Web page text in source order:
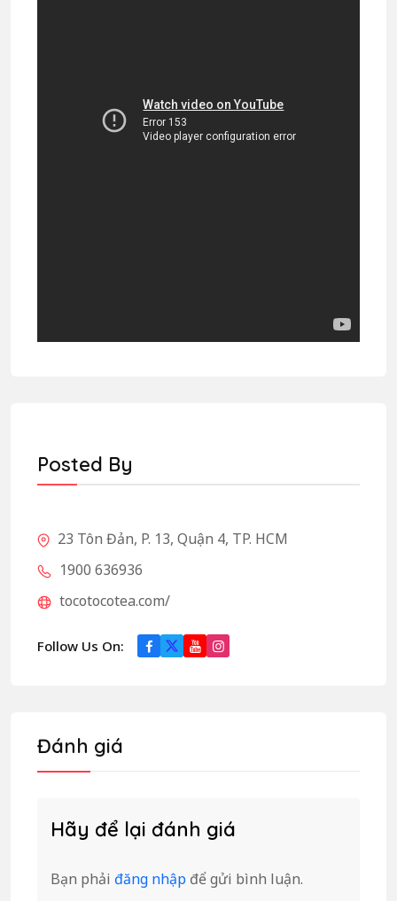
Posted By
23 Tôn Đản, P. 13, Quận 4, TP. HCM
1900 636936
tocotocotea.com/
Follow Us On:
Đánh giá
Hãy để lại đánh giá
Bạn phải đăng nhập để gửi bình luận.